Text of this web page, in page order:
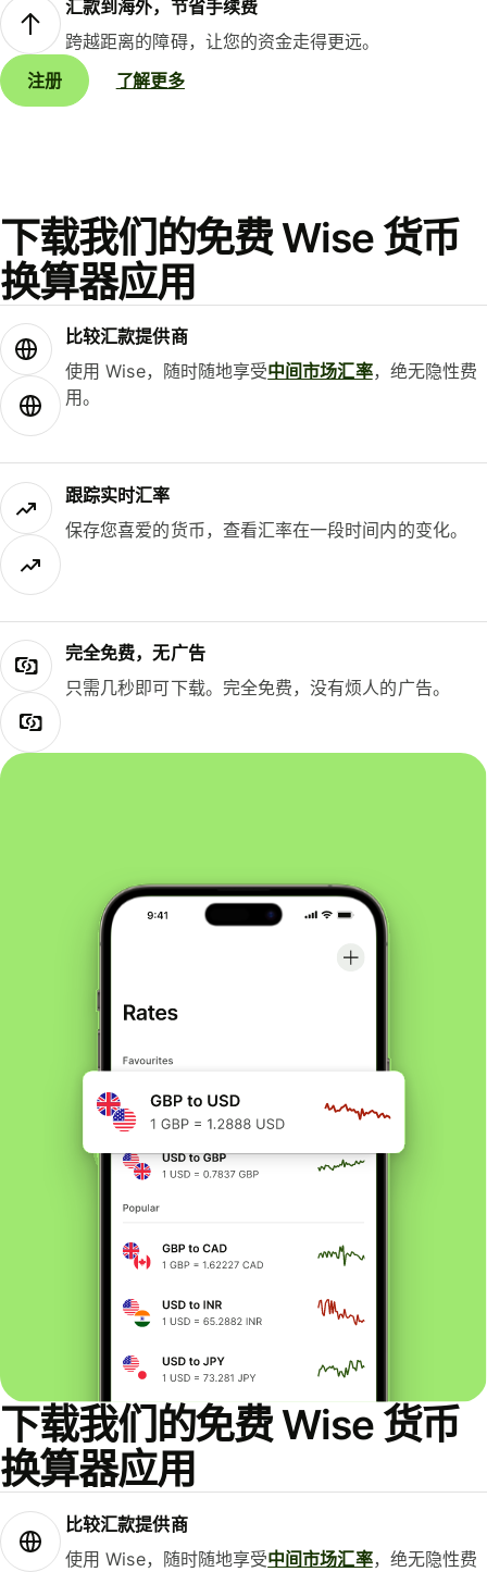
汇款到海外，节省手续费
跨越距离的障碍，让您的资金走得更远。
注册
了解更多
下载我们的免费 Wise 货币
换算器应用
比较汇款提供商
使用 Wise，随时随地享受中间市场汇率，绝无隐性费
用。
跟踪实时汇率
保存您喜爱的货币，查看汇率在一段时间内的变化。
完全免费，无广告
只需几秒即可下载。完全免费，没有烦人的广告。
下载我们的免费 Wise 货币
换算器应用
比较汇款提供商
使用 Wise，随时随地享受中间市场汇率，绝无隐性费